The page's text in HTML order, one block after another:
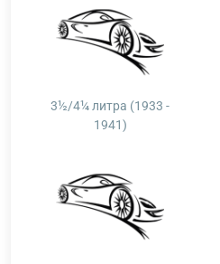
3½/4¼ литра (1933 -
1941)